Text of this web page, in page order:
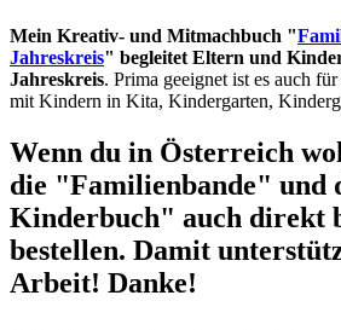
Mein Kreativ- und Mitmachbuch "
Jahreskreis" begleitet Eltern und
Jahreskreis. Prima geeignet ist es auch
mit Kindern in Kita, Kindergarten,
Wenn du in Österreich
die "Familienbande" und
Kinderbuch" auch direkt
bestellen. Damit
Arbeit! Danke!